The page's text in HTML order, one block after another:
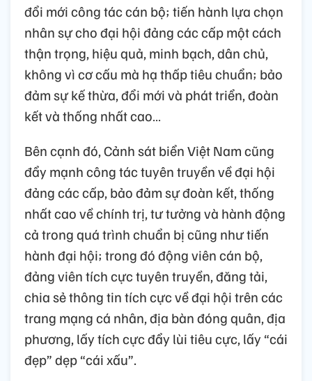
đổi mới công tác cán bộ; tiến hành lựa chọn
nhân sự cho đại hội đảng các cấp một cách
thận trọng, hiệu quả, minh bạch, dân chủ,
không vì cơ cấu mà hạ thấp tiêu chuẩn; bảo
đảm sự kế thừa, đổi mới và phát triển, đoàn
kết và thống nhất cao…
Bên cạnh đó, Cảnh sát biển Việt Nam cũng
đẩy mạnh công tác tuyên truyền về đại hội
đảng các cấp, bảo đảm sự đoàn kết, thống
nhất cao về chính trị, tư tưởng và hành động
cả trong quá trình chuẩn bị cũng như tiến
hành đại hội; trong đó động viên cán bộ,
đảng viên tích cực tuyên truyền, đăng tải,
chia sẻ thông tin tích cực về đại hội trên các
trang mạng cá nhân, địa bàn đóng quân, địa
phương, lấy tích cực đẩy lùi tiêu cực, lấy “cái
đẹp” dẹp “cái xấu”.